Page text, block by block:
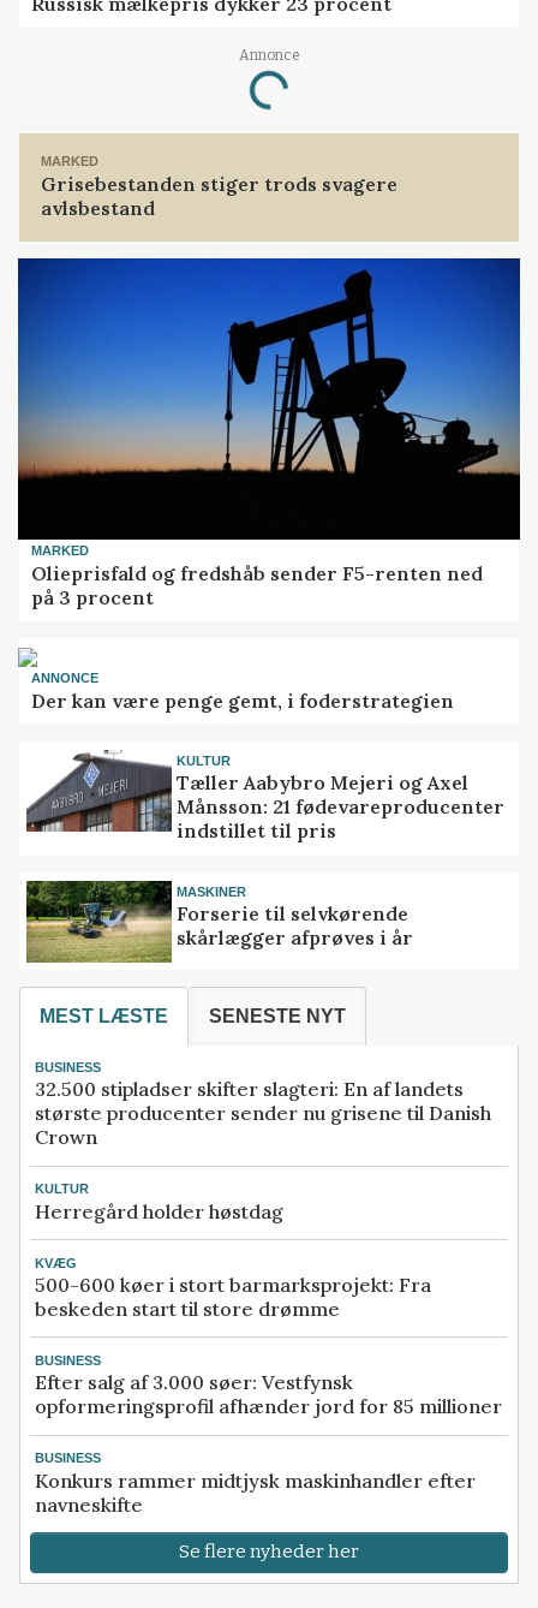
Annonce
Loading...
MARKED
Grisebestanden stiger trods svagere
avlsbestand
MARKED
Olieprisfald og fredshåb sender F5-renten ned
på 3 procent
ANNONCE
Der kan være penge gemt, i foderstrategien
KULTUR
Tæller Aabybro Mejeri og Axel
Månsson: 21 fødevareproducenter
indstillet til pris
MASKINER
Forserie til selvkørende
skårlægger afprøves i år
MEST LÆSTE SENESTE NYT
BUSINESS
32.500 stipladser skifter slagteri: En af landets
største producenter sender nu grisene til Danish
Crown
KULTUR
Herregård holder høstdag
KVÆG
500-600 køer i stort barmarksprojekt: Fra
beskeden start til store drømme
BUSINESS
Efter salg af 3.000 søer: Vestfynsk
opformeringsprofil afhænder jord for 85 millioner
BUSINESS
Konkurs rammer midtjysk maskinhandler efter
navneskifte
Se flere nyheder her